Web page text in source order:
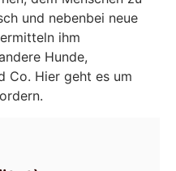
und nebenbei neue
ihm
Hunde,
Co. Hier geht es um